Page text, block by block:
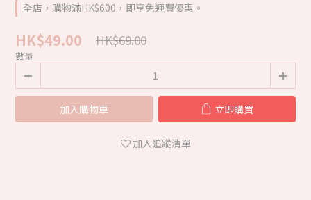
全店，購物滿HK$600，即享免運費優惠。
HK$49.00 HK$69.00
數量
加入購物車 立即購買
加入追蹤清單